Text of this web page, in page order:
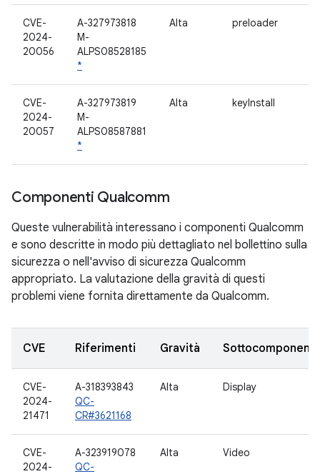
CVE-
2024-
20056
A-327973818
M-
ALPS08528185
*
Alta preloader
CVE-
2024-
20057
A-327973819
M-
ALPS08587881
*
Alta keyInstall
Componenti Qualcomm
Queste vulnerabilità interessano i componenti Qualcomm
e sono descritte in modo più dettagliato nel bollettino sulla
sicurezza o nell'avviso di sicurezza Qualcomm
appropriato. La valutazione della gravità di questi
problemi viene fornita direttamente da Qualcomm.
CVE Riferimenti Gravità
CVE-
2024-
21471
A-318393843
QC-
CR#3621168
Alta Display
CVE-
2024-
A-323919078
QC-
Alta Video